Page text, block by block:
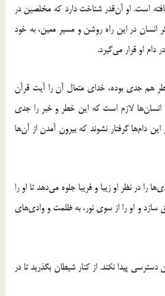
است. او آن‌قدر شناخت دارد که مخلصین در
در این راه روشن و مسیر معین، به خود
او قرار می‌گیرد.
هم جدی بوده، خدای متعال آن را آیت قرآن
لازم است که این خطر و خبر را جدی
دام‌ها گرفتار نشوند که بیرون آمدن از آن‌ها
در نظر او زیبا و فریبا جلوه می‌دهد تا او را
سازد و او را از سوی نور، به ظلمت و وادی‌های
پیدا نکند. از کنار شیطان بگذرید تا در